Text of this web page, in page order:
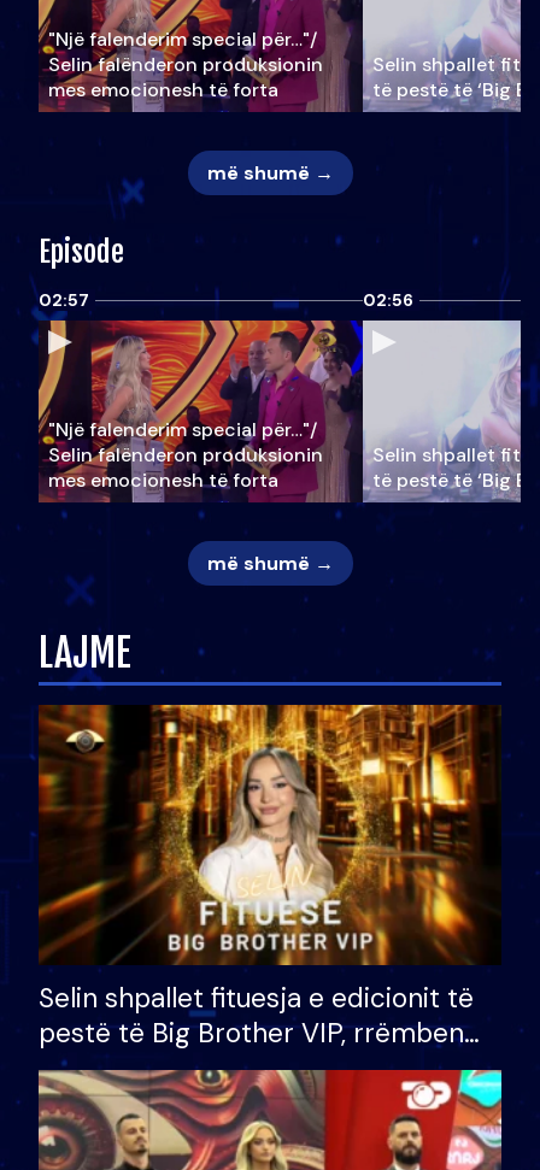
"Një falenderim special për…"/
Selin falënderon produksionin
mes emocionesh të forta
Selin shpallet
të pestë të ‘Big
më shumë →
Episode
02:57
"Një falenderim special për…"/
Selin falënderon produksionin
mes emocionesh të forta
02:56
Selin shpallet
të pestë të ‘Big
më shumë →
LAJME
Selin shpallet fituesja e edicionit të
pestë të Big Brother VIP, rrëmben
çmimin e madh prej 100 mijë eurosh